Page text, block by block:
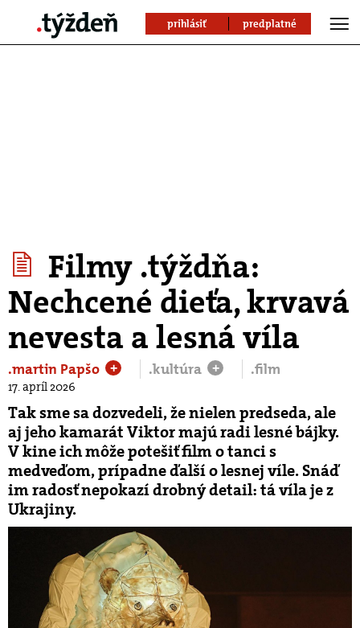
prihlásiť predplatné
Filmy .týždňa:
Nechcené dieťa, krvavá
nevesta a lesná víla
.martin Papšo + .kultúra + .film
17. apríl 2026
Tak sme sa dozvedeli, že nielen predseda, ale
aj jeho kamarát Viktor majú radi lesné bájky.
V kine ich môže potešiť film o tanci s
medveďom, prípadne ďalší o lesnej víle. Snáď
im radosť nepokazí drobný detail: tá víla je z
Ukrajiny.